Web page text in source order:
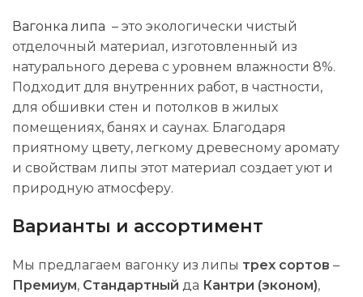
Вагонка липа – это экологически чистый
отделочный материал, изготовленный из
натурального дерева с уровнем влажности 8%.
Подходит для внутренних работ, в частности,
для обшивки стен и потолков в жилых
помещениях, банях и саунах. Благодаря
приятному цвету, легкому древесному аромату
и свойствам липы этот материал создает уют и
природную атмосферу.
Варианты и ассортимент
Мы предлагаем вагонку из липы трех сортов –
Премиум, Стандартный да Кантри (эконом),